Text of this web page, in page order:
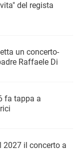
del regista
un concerto-
Raffaele Di
fa tappa a
2027 il concerto a